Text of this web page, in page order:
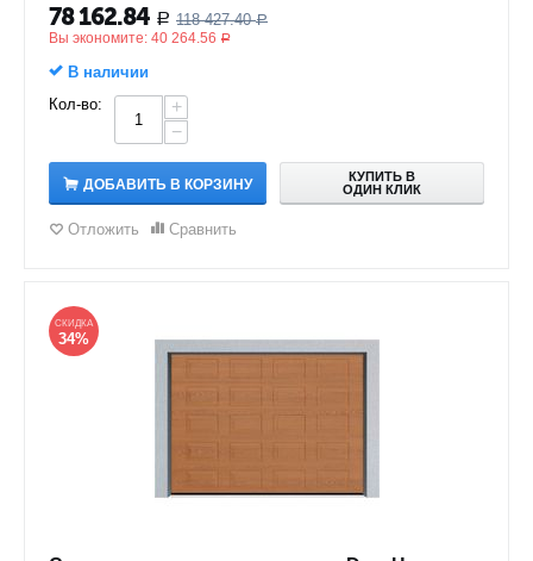
78 162.84 Р 118 427.40 Р
Вы экономите: 40 264.56 Р
В наличии
Кол-во:
+
−
ДОБАВИТЬ В КОРЗИНУ
КУПИТЬ В
ОДИН КЛИК
Отложить Сравнить
СКИДКА
34%